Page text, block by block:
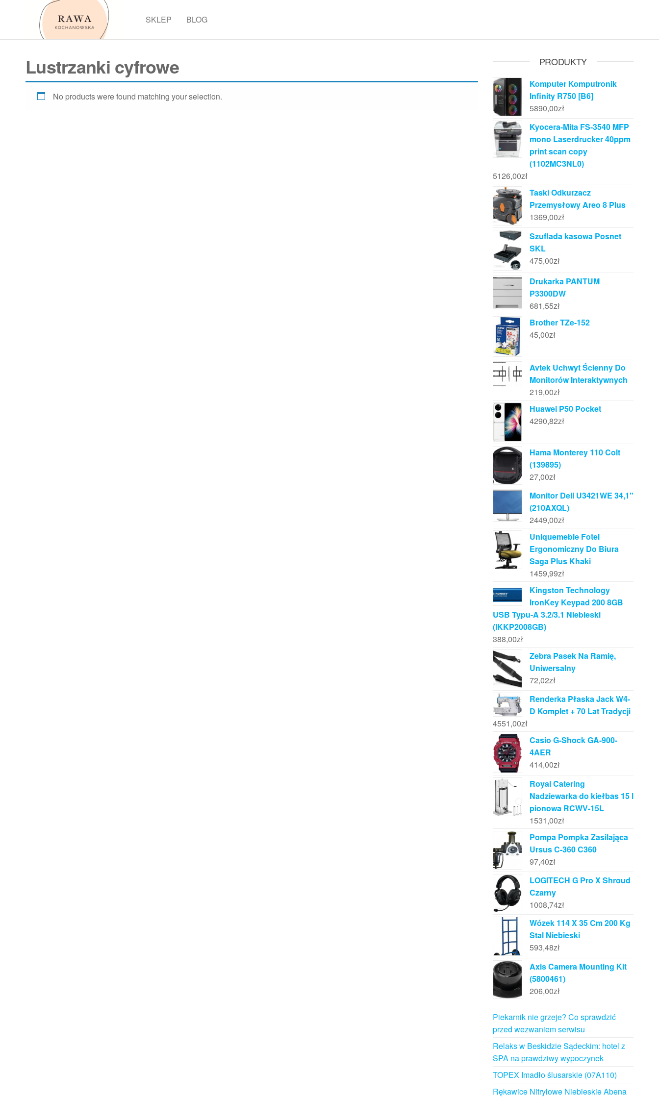
SKLEP BLOG
Lustrzanki cyfrowe
No products were found matching your selection.
PRODUKTY
Komputer Komputronik
Infinity R750 [B6]
5890,00zł
Kyocera-Mita FS-3540 MFP
mono Laserdrucker 40ppm
print scan copy
(1102MC3NL0)
5126,00zł
Taski Odkurzacz
Przemysłowy Areo 8 Plus
1369,00zł
Szuflada kasowa Posnet
SKL
475,00zł
Drukarka PANTUM
P3300DW
681,55zł
Brother TZe-152
45,00zł
Avtek Uchwyt Ścienny Do
Monitorów Interaktywnych
219,00zł
Huawei P50 Pocket
4290,82zł
Hama Monterey 110 Colt
(139895)
27,00zł
Monitor Dell U3421WE 34,1"
(210AXQL)
2449,00zł
Uniquemeble Fotel
Ergonomiczny Do Biura
Saga Plus Khaki
1459,99zł
Kingston Technology
IronKey Keypad 200 8GB
USB Typu-A 3.2/3.1 Niebieski
(IKKP2008GB)
388,00zł
Zebra Pasek Na Ramię,
Uniwersalny
72,02zł
Renderka Płaska Jack W4-
D Komplet + 70 Lat Tradycji
4551,00zł
Casio G-Shock GA-900-
4AER
414,00zł
Royal Catering
Nadziewarka do kiełbas 15 l
pionowa RCWV-15L
1531,00zł
Pompa Pompka Zasilająca
Ursus C-360 C360
97,40zł
LOGITECH G Pro X Shroud
Czarny
1008,74zł
Wózek 114 X 35 Cm 200 Kg
Stal Niebieski
593,48zł
Axis Camera Mounting Kit
(5800461)
206,00zł
Piekarnik nie grzeje? Co sprawdzić
przed wezwaniem serwisu
Relaks w Beskidzie Sądeckim: hotel z
SPA na prawdziwy wypoczynek
TOPEX Imadło ślusarskie (07A110)
Rękawice Nitrylowe Niebieskie Abena